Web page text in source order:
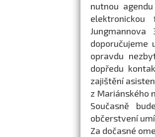
nutnou
doporučujeme
opravdu
dopředu
zajištění
z Mariánského
Současně
občerstvení
Za dočasné